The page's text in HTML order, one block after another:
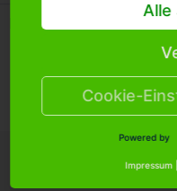
Informationen
Cookie Einstellungen
Alle
Cookie-
Powered by
Impressum